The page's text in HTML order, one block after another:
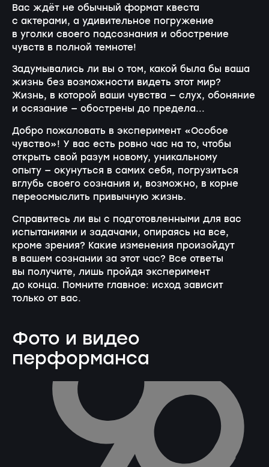
Вас ждёт не обычный формат квеста
с актерами, а удивительное погружение
в уголки своего подсознания и обострение
чувств в полной темноте!
Задумывались ли вы о том, какой была бы ваша
жизнь без возможности видеть этот мир?
Жизнь, в которой ваши чувства — слух, обоняние
и осязание — обострены до предела...
Добро пожаловать в эксперимент «Особое
чувство»! У вас есть ровно час на то, чтобы
открыть свой разум новому, уникальному
опыту — окунуться в самих себя, погрузиться
вглубь своего сознания и, возможно, в корне
переосмыслить привычную жизнь.
Справитесь ли вы с подготовленными для вас
испытаниями и задачами, опираясь на все,
кроме зрения? Какие изменения произойдут
в вашем сознании за этот час? Все ответы
вы получите, лишь пройдя эксперимент
до конца. Помните главное: исход зависит
только от вас.
Фото и видео
перформанса